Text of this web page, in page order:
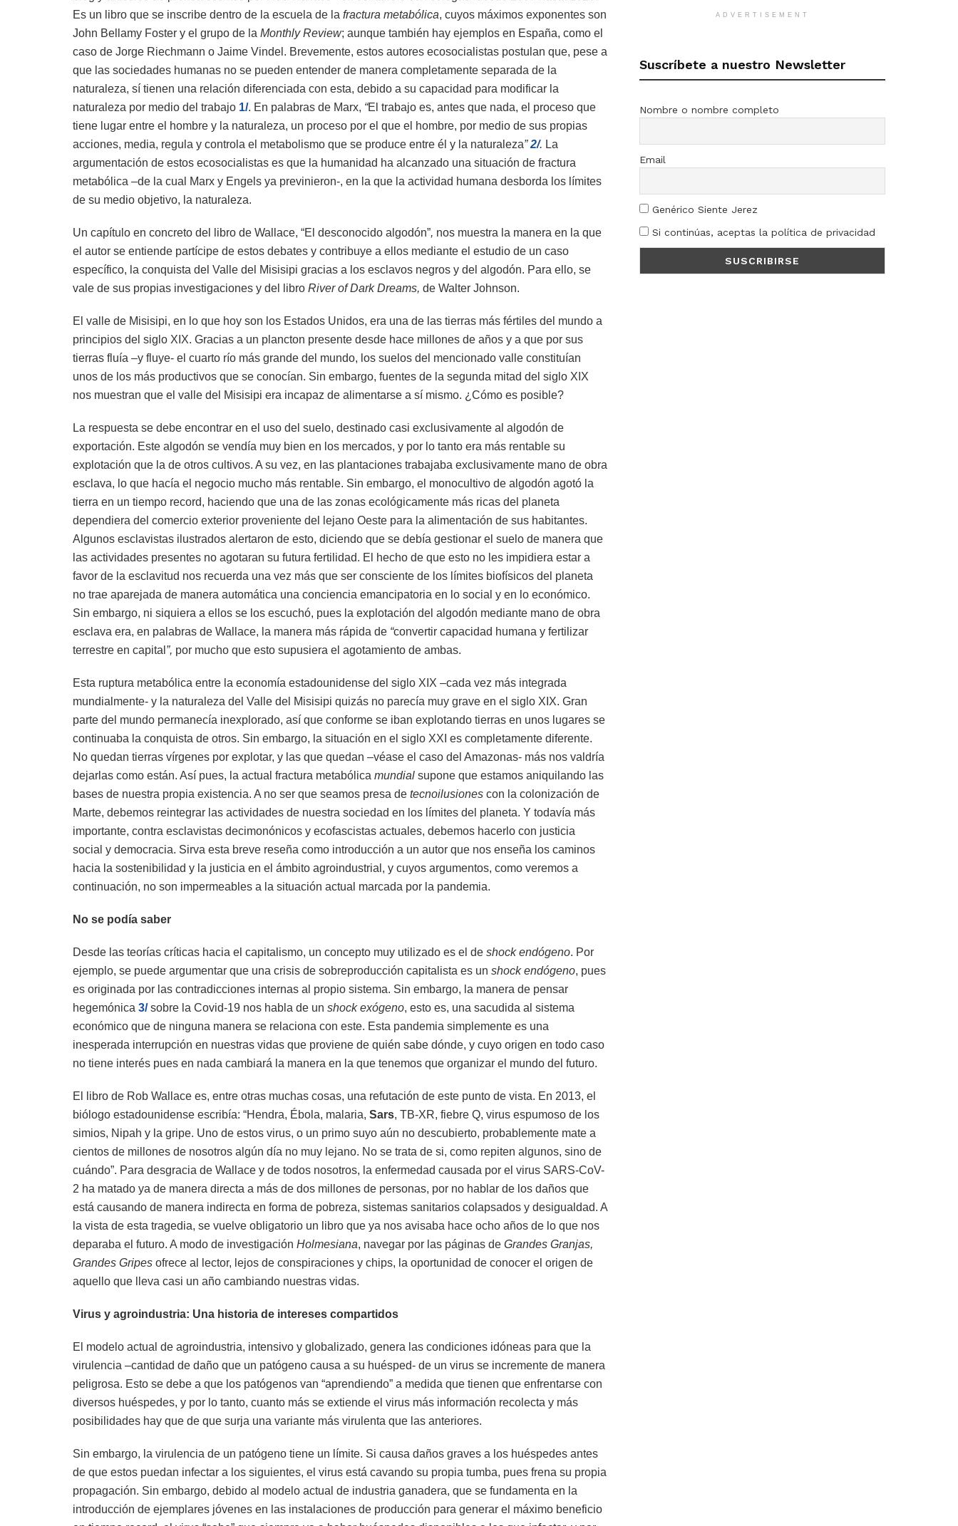
Es un libro que se inscribe dentro de la escuela de la fractura metabólica, cuyos máximos exponentes son
John Bellamy Foster y el grupo de la Monthly Review; aunque también hay ejemplos en España, como el
caso de Jorge Riechmann o Jaime Vindel. Brevemente, estos autores ecosocialistas postulan que, pese a
que las sociedades humanas no se pueden entender de manera completamente separada de la
naturaleza, sí tienen una relación diferenciada con esta, debido a su capacidad para modificar la
naturaleza por medio del trabajo 1/. En palabras de Marx, “El trabajo es, antes que nada, el proceso que
tiene lugar entre el hombre y la naturaleza, un proceso por el que el hombre, por medio de sus propias
acciones, media, regula y controla el metabolismo que se produce entre él y la naturaleza”2/. La
argumentación de estos ecosocialistas es que la humanidad ha alcanzado una situación de fractura
metabólica –de la cual Marx y Engels ya previnieron-, en la que la actividad humana desborda los límites
de su medio objetivo, la naturaleza.
Un capítulo en concreto del libro de Wallace, “El desconocido algodón”, nos muestra la manera en la que
el autor se entiende partícipe de estos debates y contribuye a ellos mediante el estudio de un caso
específico, la conquista del Valle del Misisipi gracias a los esclavos negros y del algodón. Para ello, se
vale de sus propias investigaciones y del libro River of Dark Dreams, de Walter Johnson.
El valle de Misisipi, en lo que hoy son los Estados Unidos, era una de las tierras más fértiles del mundo a
principios del siglo XIX. Gracias a un plancton presente desde hace millones de años y a que por sus
tierras fluía –y fluye- el cuarto río más grande del mundo, los suelos del mencionado valle constituían
unos de los más productivos que se conocían. Sin embargo, fuentes de la segunda mitad del siglo XIX
nos muestran que el valle del Misisipi era incapaz de alimentarse a sí mismo. ¿Cómo es posible?
La respuesta se debe encontrar en el uso del suelo, destinado casi exclusivamente al algodón de
exportación. Este algodón se vendía muy bien en los mercados, y por lo tanto era más rentable su
explotación que la de otros cultivos. A su vez, en las plantaciones trabajaba exclusivamente mano de obra
esclava, lo que hacía el negocio mucho más rentable. Sin embargo, el monocultivo de algodón agotó la
tierra en un tiempo record, haciendo que una de las zonas ecológicamente más ricas del planeta
dependiera del comercio exterior proveniente del lejano Oeste para la alimentación de sus habitantes.
Algunos esclavistas ilustrados alertaron de esto, diciendo que se debía gestionar el suelo de manera que
las actividades presentes no agotaran su futura fertilidad. El hecho de que esto no les impidiera estar a
favor de la esclavitud nos recuerda una vez más que ser consciente de los límites biofísicos del planeta
no trae aparejada de manera automática una conciencia emancipatoria en lo social y en lo económico.
Sin embargo, ni siquiera a ellos se los escuchó, pues la explotación del algodón mediante mano de obra
esclava era, en palabras de Wallace, la manera más rápida de “convertir capacidad humana y fertilizar
terrestre en capital ”, por mucho que esto supusiera el agotamiento de ambas.
Esta ruptura metabólica entre la economía estadounidense del siglo XIX –cada vez más integrada
mundialmente- y la naturaleza del Valle del Misisipi quizás no parecía muy grave en el siglo XIX. Gran
parte del mundo permanecía inexplorado, así que conforme se iban explotando tierras en unos lugares se
continuaba la conquista de otros. Sin embargo, la situación en el siglo XXI es completamente diferente.
No quedan tierras vírgenes por explotar, y las que quedan –véase el caso del Amazonas- más nos valdría
dejarlas como están. Así pues, la actual fractura metabólica mundial supone que estamos aniquilando las
bases de nuestra propia existencia. A no ser que seamos presa de tecnoilusiones con la colonización de
Marte, debemos reintegrar las actividades de nuestra sociedad en los límites del planeta. Y todavía más
importante, contra esclavistas decimonónicos y ecofascistas actuales, debemos hacerlo con justicia
social y democracia. Sirva esta breve reseña como introducción a un autor que nos enseña los caminos
hacia la sostenibilidad y la justicia en el ámbito agroindustrial, y cuyos argumentos, como veremos a
continuación, no son impermeables a la situación actual marcada por la pandemia.
No se podía saber
Desde las teorías críticas hacia el capitalismo, un concepto muy utilizado es el de shock endógeno. Por
ejemplo, se puede argumentar que una crisis de sobreproducción capitalista es un shock endógeno, pues
es originada por las contradicciones internas al propio sistema. Sin embargo, la manera de pensar
hegemónica 3/sobre la Covid-19 nos habla de un shock exógeno, esto es, una sacudida al sistema
económico que de ninguna manera se relaciona con este. Esta pandemia simplemente es una
inesperada interrupción en nuestras vidas que proviene de quién sabe dónde, y cuyo origen en todo caso
no tiene interés pues en nada cambiará la manera en la que tenemos que organizar el mundo del futuro.
El libro de Rob Wallace es, entre otras muchas cosas, una refutación de este punto de vista. En 2013, el
biólogo estadounidense escribía: “Hendra, Ébola, malaria, Sars, TB-XR, fiebre Q, virus espumoso de los
simios, Nipah y la gripe. Uno de estos virus, o un primo suyo aún no descubierto, probablemente mate a
cientos de millones de nosotros algún día no muy lejano. No se trata de si, como repiten algunos, sino de
cuándo”. Para desgracia de Wallace y de todos nosotros, la enfermedad causada por el virus SARS-CoV-
2 ha matado ya de manera directa a más de dos millones de personas, por no hablar de los daños que
está causando de manera indirecta en forma de pobreza, sistemas sanitarios colapsados y desigualdad. A
la vista de esta tragedia, se vuelve obligatorio un libro que ya nos avisaba hace ocho años de lo que nos
deparaba el futuro. A modo de investigación Holmesiana, navegar por las páginas de Grandes Granjas,
Grandes Gripes ofrece al lector, lejos de conspiraciones y chips, la oportunidad de conocer el origen de
aquello que lleva casi un año cambiando nuestras vidas.
Virus y agroindustria: Una historia de intereses compartidos
El modelo actual de agroindustria, intensivo y globalizado, genera las condiciones idóneas para que la
virulencia –cantidad de daño que un patógeno causa a su huésped- de un virus se incremente de manera
peligrosa. Esto se debe a que los patógenos van “aprendiendo” a medida que tienen que enfrentarse con
diversos huéspedes, y por lo tanto, cuanto más se extiende el virus más información recolecta y más
posibilidades hay que de que surja una variante más virulenta que las anteriores.
Sin embargo, la virulencia de un patógeno tiene un límite. Si causa daños graves a los huéspedes antes
de que estos puedan infectar a los siguientes, el virus está cavando su propia tumba, pues frena su propia
propagación. Sin embargo, debido al modelo actual de industria ganadera, que se fundamenta en la
introducción de ejemplares jóvenes en las instalaciones de producción para generar el máximo beneficio
ADVERTISEMENT
Suscríbete a nuestro Newsletter
Nombre o nombre completo
Email
Genérico Siente Jerez
Si continúas, aceptas la política de privacidad